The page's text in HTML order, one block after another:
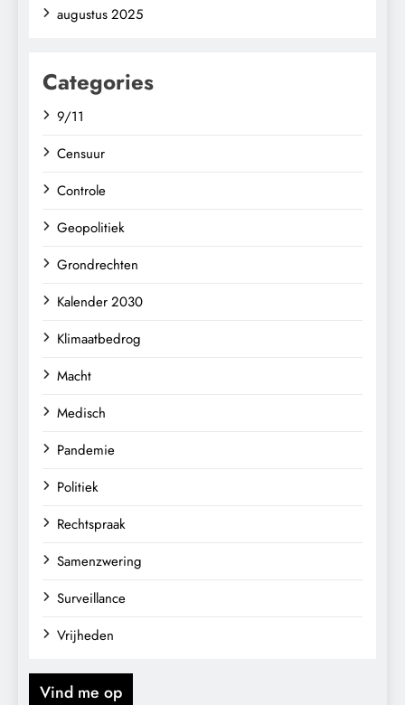
augustus 2025
Categories
9/11
Censuur
Controle
Geopolitiek
Grondrechten
Kalender 2030
Klimaatbedrog
Macht
Medisch
Pandemie
Politiek
Rechtspraak
Samenzwering
Surveillance
Vrijheden
Vind me op